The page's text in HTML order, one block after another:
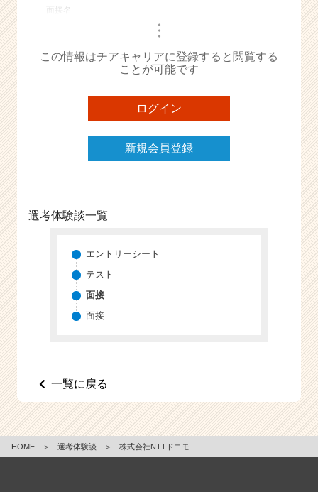
ら
ス
ト
が
届
く
チ
r
r
面接名
・・・
この情報はチアキャリアに登録すると閲覧する
ことが可能です
ログイン
新規会員登録
選考体験談一覧
エントリーシート
テスト
面接
面接
一覧に戻る
HOME ＞ 選考体験談 ＞ 株式会社NTTドコモ